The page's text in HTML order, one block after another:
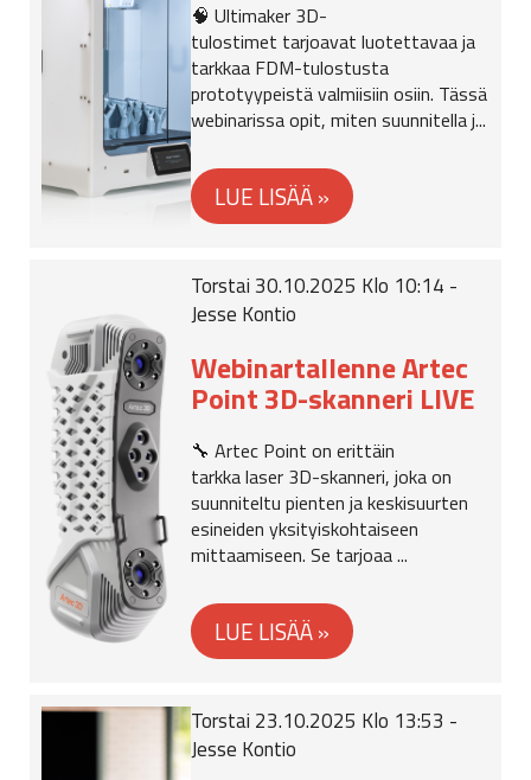
🧠 Ultimaker 3D-
tulostimet tarjoavat luotettavaa ja
tarkkaa FDM-tulostusta
prototyypeistä valmiisiin osiin. Tässä
webinarissa opit, miten suunnitella j...
Torstai 30.10.2025 Klo 10:14 -
Jesse Kontio
Webinartallenne Artec
Point 3D-skanneri LIVE
🔧 Artec Point on erittäin
tarkka laser 3D-skanneri, joka on
suunniteltu pienten ja keskisuurten
esineiden yksityiskohtaiseen
mittaamiseen. Se tarjoaa ...
Torstai 23.10.2025 Klo 13:53 -
Jesse Kontio